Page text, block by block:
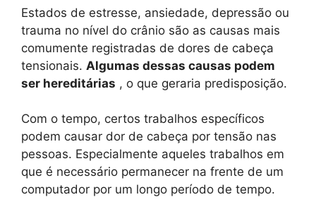
Estados de estresse, ansiedade, depressão ou
trauma no nível do crânio são as causas mais
comumente registradas de dores de cabeça
tensionais. Algumas dessas causas podem
ser hereditárias , o que geraria predisposição.
Com o tempo, certos trabalhos específicos
podem causar dor de cabeça por tensão nas
pessoas. Especialmente aqueles trabalhos em
que é necessário permanecer na frente de um
computador por um longo período de tempo.